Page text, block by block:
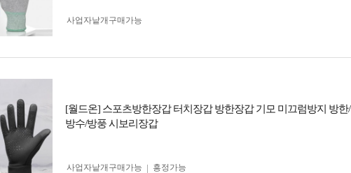
사업자 낱개구매가능
[월드온] 스포츠방한장갑 터치장갑 방한장갑 기모 미끄럼방지 방한/
방수/방풍 시보리장갑
사업자 낱개구매가능 흥정가능